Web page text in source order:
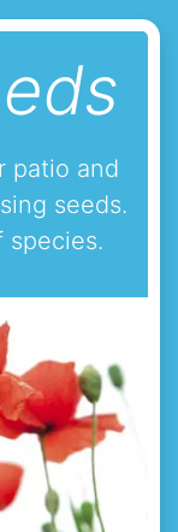
patio and
seeds.
species.